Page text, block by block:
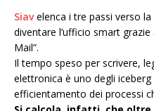
Siavelenca i tre passi verso
diventare l’ufficio smart
Mail”.
Il tempo speso per scrivere,
elettronica è uno degli
efficientamento dei processi